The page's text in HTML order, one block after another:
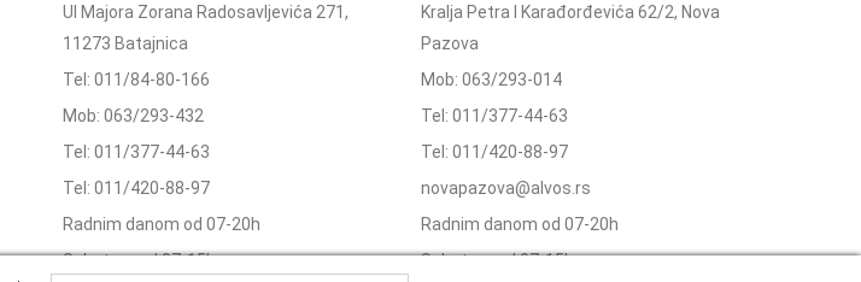
Ul Majora Zorana Radosavljevića 271,
11273 Batajnica
Tel: 011/84-80-166
Mob: 063/293-432
Tel: 011/377-44-63
Tel: 011/420-88-97
Radnim danom od 07-20h
Subotom od 07-15h
Kralja Petra I Karađorđevića 62/2, Nova
Pazova
Mob: 063/293-014
Tel: 011/377-44-63
Tel: 011/420-88-97
novapazova@alvos.rs
Radnim danom od 07-20h
Subotom od 07-15h